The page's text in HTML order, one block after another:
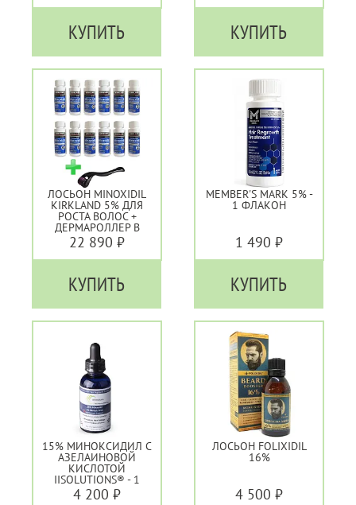
КУПИТЬ КУПИТЬ
ЛОСЬОН MINOXIDIL
KIRKLAND 5% ДЛЯ
РОСТА ВОЛОС +
ДЕРМАРОЛЛЕР В
ПОДАРОК - 12
ФЛАКОНОВ
22 890 ₽
КУПИТЬ
MEMBER'S MARK 5% -
1 ФЛАКОН
1 490 ₽
КУПИТЬ
15% МИНОКСИДИЛ С
АЗЕЛАИНОВОЙ
КИСЛОТОЙ
IISOLUTIONS® - 1
МЕСЯЦ
4 200 ₽
ЛОСЬОН FOLIXIDIL
16%
4 500 ₽